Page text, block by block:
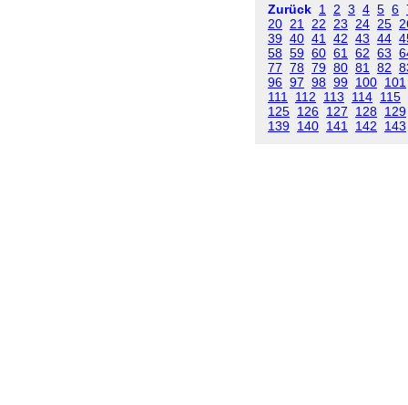
Zurück 1 2 3 4 5 6
20 21 22 23 24 25
39 40 41 42 43 44
58 59 60 61 62 63
77 78 79 80 81 82
96 97 98 99 100 101
111
112 113 114 115
125 126 127 128 129
139 140 141 142 143